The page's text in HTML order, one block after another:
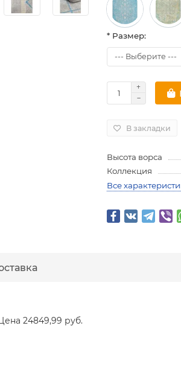
* Размер:
В закладки
Высота ворса
Коллекция
Все
24849,99 руб.